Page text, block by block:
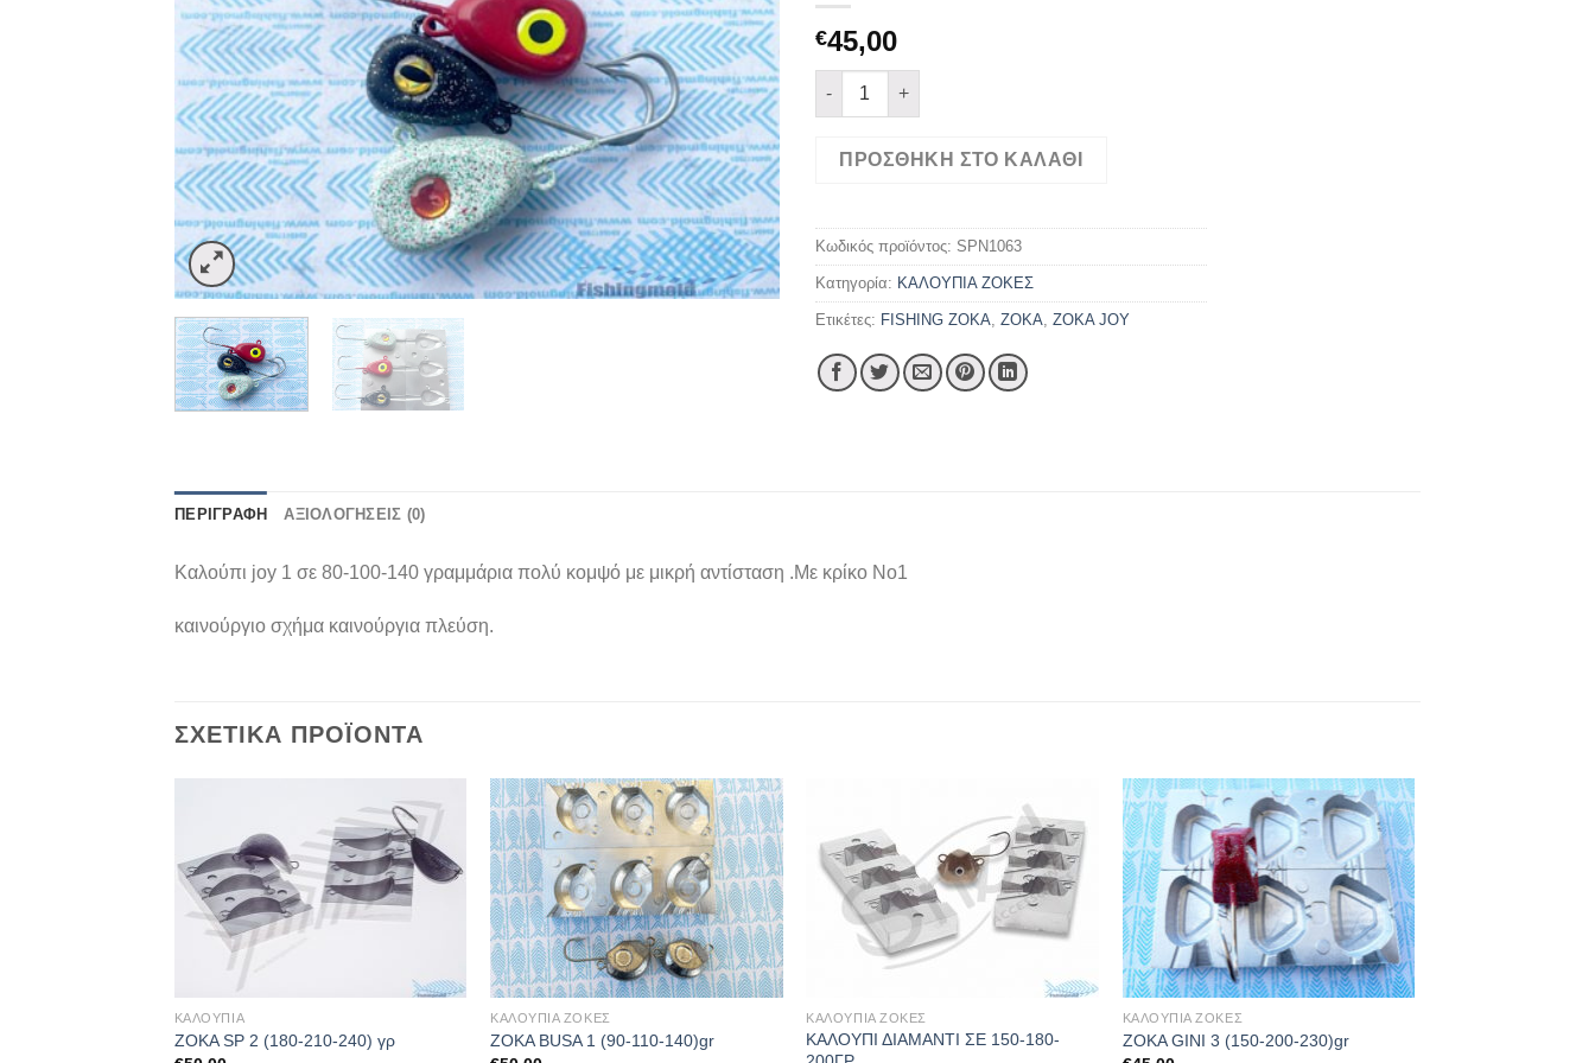
€45,00
ΖΟΚΑ JOY 1 (80-100-140)gr ποσότητα
ΠΡΟΣΘΉΚΗ ΣΤΟ ΚΑΛΆΘΙ
Κωδικός προϊόντος: SPN1063
Κατηγορία: ΚΑΛΟΥΠΙΑ ΖΟΚΕΣ
Ετικέτες: FISHING ZOKA ZOKA ZOKA JOY
ΠΕΡΙΓΡΑΦΉ ΑΞΙΟΛΟΓΉΣΕΙΣ (0)
Καλούπι joy 1 σε 80-100-140 γραμμάρια πολύ κομψό με μικρή αντίσταση .Με κρίκο Νο1
καινούργιο σχήμα καινούργια πλεύση.
ΣΧΕΤΙΚΆ ΠΡΟΪΌΝΤΑ
ΚΑΛΟΥΠΙΑ
ΖΟΚΑ SP 2 (180-210-240) γρ
ΚΑΛΟΥΠΙΑ ΖΟΚΕΣ
ZOKA BUSA 1 (90-110-140)gr
ΚΑΛΟΥΠΙΑ ΖΟΚΕΣ
ΚΑΛΟΥΠΙ ΔΙΑΜΑΝΤΙ ΣΕ 150-180-
ΚΑΛΟΥΠΙΑ ΖΟΚΕΣ
ZOKA GINI 3 (150-200-230)gr